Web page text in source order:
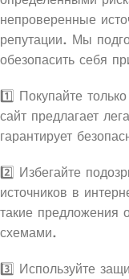
непроверенные
репутации. Мы
обезопасить себя
1️⃣ Покупайте
сайт предлагает
гарантирует
2️⃣ Избегайте
источников в
такие предложения
схемами.
3️⃣ Используйте